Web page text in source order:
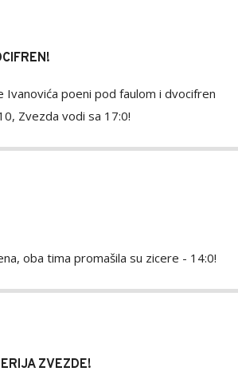
Ivanovića poeni pod faulom i dvocifren
Zvezda vodi sa 17:0!
oba tima promašila su zicere - 14:0!
ZVEZDE!